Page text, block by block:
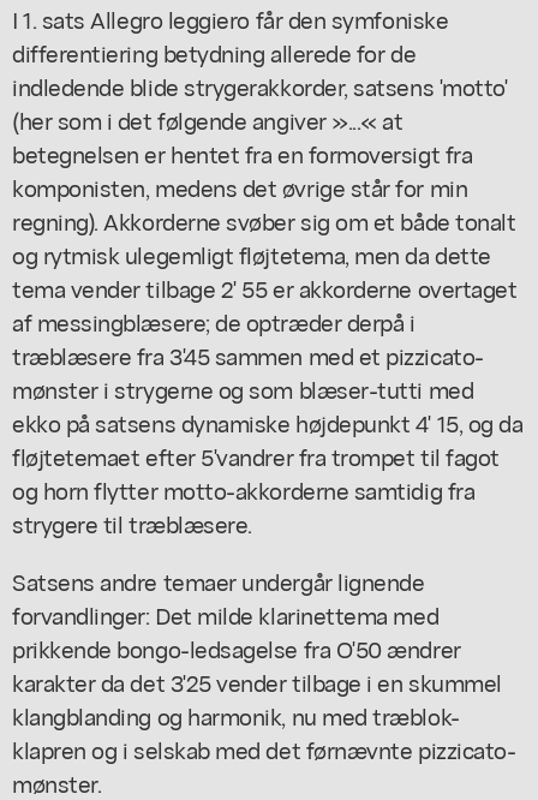
I 1. sats Allegro leggiero får den symfoniske
differentiering betydning allerede for de
indledende blide strygerakkorder, satsens 'motto'
(her som i det følgende angiver »...« at
betegnelsen er hentet fra en formoversigt fra
komponisten, medens det øvrige står for min
regning). Akkorderne svøber sig om et både tonalt
og rytmisk ulegemligt fløjtetema, men da dette
tema vender tilbage 2' 55 er akkorderne overtaget
af messingblæsere; de optræder derpå i
træblæsere fra 3'45 sammen med et pizzicato-
mønster i strygerne og som blæser-tutti med
ekko på satsens dynamiske højdepunkt 4' 15, og da
fløjtetemaet efter 5'vandrer fra trompet til fagot
og horn flytter motto-akkorderne samtidig fra
strygere til træblæsere.
Satsens andre temaer undergår lignende
forvandlinger: Det milde klarinettema med
prikkende bongo-ledsagelse fra O'50 ændrer
karakter da det 3'25 vender tilbage i en skummel
klangblanding og harmonik, nu med træblok-
klapren og i selskab med det førnævnte pizzicato-
mønster.